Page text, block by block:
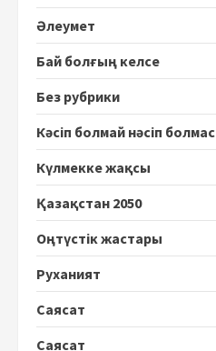
Әлеумет
Бай болғың келсе
Без рубрики
Кәсіп болмай нәсіп болмас
Күлмекке жақсы
Қазақстан 2050
Оңтүстік жастары
Руханият
Саясат
Саясат